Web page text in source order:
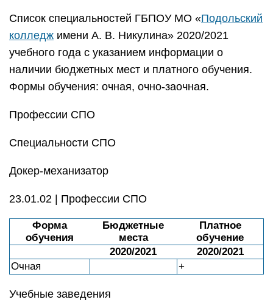
Список специальностей ГБПОУ МО «Подольский
колледж имени А. В. Никулина» 2020/2021
учебного года с указанием информации о
наличии бюджетных мест и платного обучения.
Формы обучения: очная, очно-заочная.
Профессии СПО
Специальности СПО
Докер-механизатор
23.01.02 | Профессии СПО
Форма
обучения
Бюджетные
места
Платное
обучение
2020/2021
2020/2021
Очная
+
Учебные заведения